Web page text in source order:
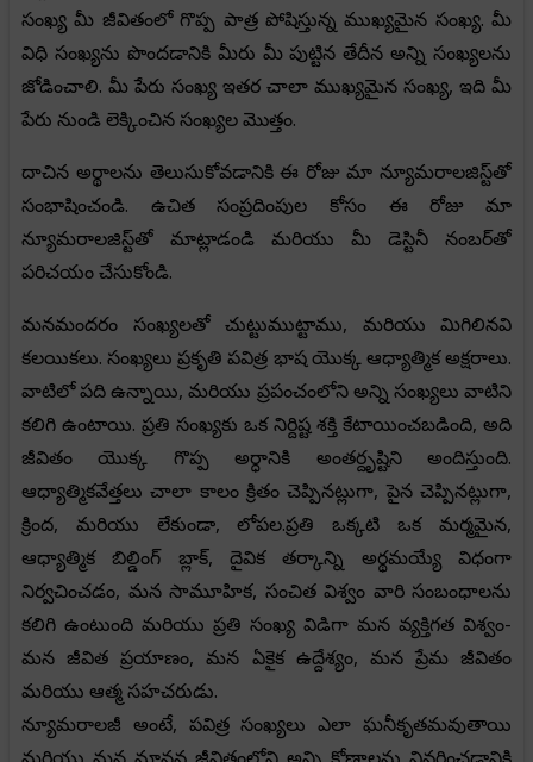
సంఖ్య మీ జీవితంలో గొప్ప పాత్ర పోషిస్తున్న ముఖ్యమైన సంఖ్య. మీ
విధి సంఖ్యను పొందడానికి మీరు మీ పుట్టిన తేదీన అన్ని సంఖ్యలను
జోడించాలి. మీ పేరు సంఖ్య ఇతర చాలా ముఖ్యమైన సంఖ్య, ఇది మీ
పేరు నుండి లెక్కించిన సంఖ్యల మొత్తం.
దాచిన అర్థాలను తెలుసుకోవడానికి ఈ రోజు మా న్యూమరాలజిస్ట్‌తో
సంభాషించండి. ఉచిత సంప్రదింపుల కోసం ఈ రోజు మా
న్యూమరాలజిస్ట్‌తో మాట్లాడండి మరియు మీ డెస్టినీ నంబర్‌తో
పరిచయం చేసుకోండి.
మనమందరం సంఖ్యలతో చుట్టుముట్టాము, మరియు మిగిలినవి
కలయికలు. సంఖ్యలు ప్రకృతి పవిత్ర భాష యొక్క ఆధ్యాత్మిక అక్షరాలు.
వాటిలో పది ఉన్నాయి, మరియు ప్రపంచంలోని అన్ని సంఖ్యలు వాటిని
కలిగి ఉంటాయి. ప్రతి సంఖ్యకు ఒక నిర్దిష్ట శక్తి కేటాయించబడింది, అది
జీవితం యొక్క గొప్ప అర్ధానికి అంతర్దృష్టిని అందిస్తుంది.
ఆధ్యాత్మికవేత్తలు చాలా కాలం క్రితం చెప్పినట్లుగా, పైన చెప్పినట్లుగా,
క్రింద, మరియు లేకుండా, లోపల.ప్రతి ఒక్కటి ఒక మర్మమైన,
ఆధ్యాత్మిక బిల్డింగ్ బ్లాక్, దైవిక తర్కాన్ని అర్థమయ్యే విధంగా
నిర్వచించడం, మన సామూహిక, సంచిత విశ్వం వారి సంబంధాలను
కలిగి ఉంటుంది మరియు ప్రతి సంఖ్య విడిగా మన వ్యక్తిగత విశ్వం-
మన జీవిత ప్రయాణం, మన ఏకైక ఉద్దేశ్యం, మన ప్రేమ జీవితం
మరియు ఆత్మ సహచరుడు.
న్యూమరాలజీ అంటే, పవిత్ర సంఖ్యలు ఎలా ఘనీకృతమవుతాయి